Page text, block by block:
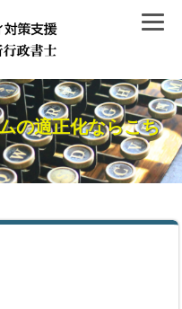
の適正化ならこち